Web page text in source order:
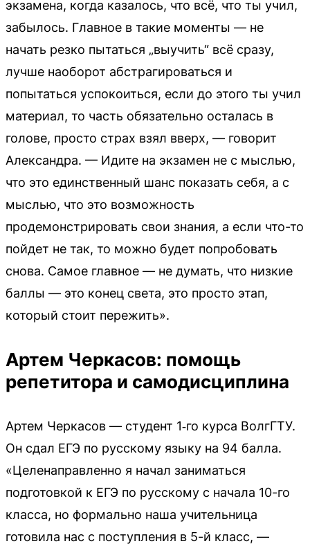
экзамена, когда казалось, что всё, что ты учил,
забылось. Главное в такие моменты — не
начать резко пытаться „выучить“ всё сразу,
лучше наоборот абстрагироваться и
попытаться успокоиться, если до этого ты учил
материал, то часть обязательно осталась в
голове, просто страх взял вверх, — говорит
Александра. — Идите на экзамен не с мыслью,
что это единственный шанс показать себя, а с
мыслью, что это возможность
продемонстрировать свои знания, а если что-то
пойдет не так, то можно будет попробовать
снова. Самое главное — не думать, что низкие
баллы — это конец света, это просто этап,
который стоит пережить».
Артем Черкасов: помощь
репетитора и самодисциплина
Артем Черкасов — студент 1‑го курса ВолгГТУ.
Он сдал ЕГЭ по русскому языку на 94 балла.
«Целенаправленно я начал заниматься
подготовкой к ЕГЭ по русскому с начала 10-го
класса, но формально наша учительница
готовила нас с поступления в 5-й класс, —